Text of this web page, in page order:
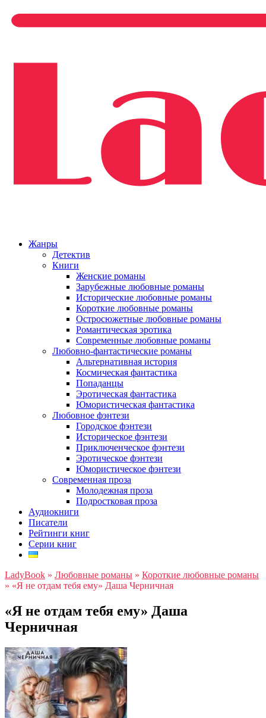
Жанры
Детектив
Книги
Женские романы
Зарубежные любовные романы
Исторические любовные романы
Короткие любовные романы
Остросюжетные любовные романы
Романтическая эротика
Современные любовные романы
Любовно-фантастические романы
Альтернативная история
Космическая фантастика
Попаданцы
Эротическая фантастика
Юмористическая фантастика
Любовное фэнтези
Городское фэнтези
Историческое фэнтези
Приключенческое фэнтези
Эротическое фэнтези
Юмористическое фэнтези
Современная проза
Молодежная проза
Подростковая проза
Аудиокниги
Писатели
Рейтинги книг
Серии книг
LadyBook » Любовные романы » Короткие любовные романы
» «Я не отдам тебя ему» Даша Черничная
«Я не отдам тебя ему» Даша
Черничная